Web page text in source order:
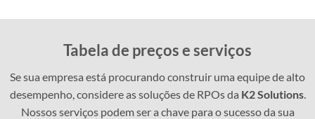
Tabela de preços e serviços
Se sua empresa está procurando construir uma equipe de alto
desempenho, considere as soluções de RPOs da K2 Solutions.
Nossos serviços podem ser a chave para o sucesso da sua